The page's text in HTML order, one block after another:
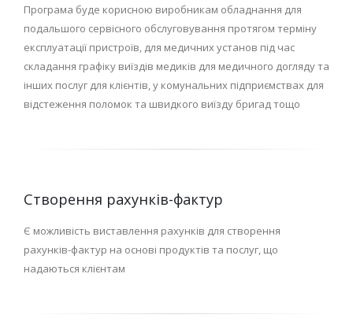
Програма буде корисною виробникам обладнання для
подальшого сервісного обслуговування протягом терміну
експлуатації пристроїв, для медичних установ під час
складання графіку виїздів медиків для медичного догляду та
інших послуг для клієнтів, у комунальних підприємствах для
відстеження поломок та швидкого виїзду бригад тощо
Створення рахунків-фактур
Є можливість виставлення рахунків для створення
рахунків-фактур на основі продуктів та послуг, що
надаються клієнтам